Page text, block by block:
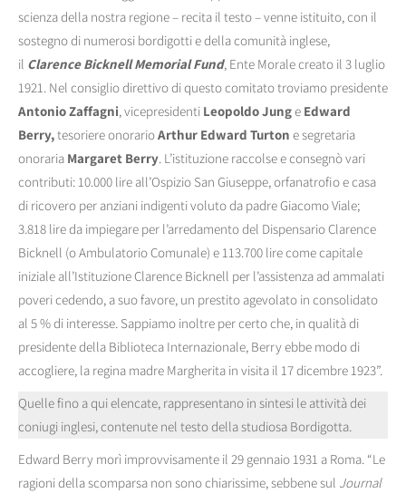
scienza della nostra regione – recita il testo – venne istituito, con il
sostegno di numerosi bordigotti e della comunità inglese,
il Clarence Bicknell Memorial Fund, Ente Morale creato il 3 luglio
1921. Nel consiglio direttivo di questo comitato troviamo presidente
Antonio Zaffagni, vicepresidenti Leopoldo Junge Edward
Berry,tesoriere onorarioArthur Edward Turton e segretaria
onoraria Margaret Berry. L’istituzione raccolse e consegnò vari
contributi: 10.000 lire all’Ospizio San Giuseppe, orfanatrofio e casa
di ricovero per anziani indigenti voluto da padre Giacomo Viale;
3.818 lire da impiegare per l’arredamento del Dispensario Clarence
Bicknell (o Ambulatorio Comunale) e 113.700 lire come capitale
iniziale all’Istituzione Clarence Bicknell per l’assistenza ad ammalati
poveri cedendo, a suo favore, un prestito agevolato in consolidato
al 5 % di interesse. Sappiamo inoltre per certo che, in qualità di
presidente della Biblioteca Internazionale, Berry ebbe modo di
accogliere, la regina madre Margherita in visita il 17 dicembre 1923”.
Quelle fino a qui elencate, rappresentano in sintesi le attività dei
coniugi inglesi, contenute nel testo della studiosa Bordigotta.
Edward Berry morì improvvisamente il 29 gennaio 1931 a Roma. “Le
ragioni della scomparsa non sono chiarissime, sebbene sul Journal